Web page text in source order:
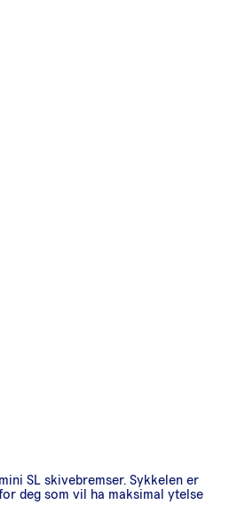
SL skivebremser. Sykkelen er
deg som vil ha maksimal ytelse